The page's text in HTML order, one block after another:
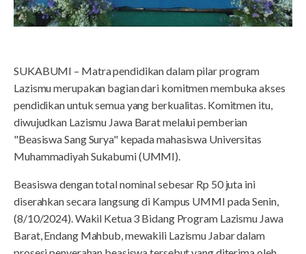
SUKABUMI – Matra pendidikan dalam pilar program
Lazismu merupakan bagian dari komitmen membuka akses
pendidikan untuk semua yang berkualitas. Komitmen itu,
diwujudkan Lazismu Jawa Barat melalui pemberian
"Beasiswa Sang Surya" kepada mahasiswa Universitas
Muhammadiyah Sukabumi (UMMI).
Beasiswa dengan total nominal sebesar Rp 50 juta ini
diserahkan secara langsung di Kampus UMMI pada Senin,
(8/10/2024). Wakil Ketua 3 Bidang Program Lazismu Jawa
Barat, Endang Mahbub, mewakili Lazismu Jabar dalam